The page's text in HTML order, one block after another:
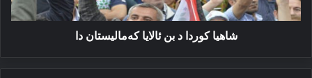
شاھیا كوردا د بن ئالایا كەمالیستان دا